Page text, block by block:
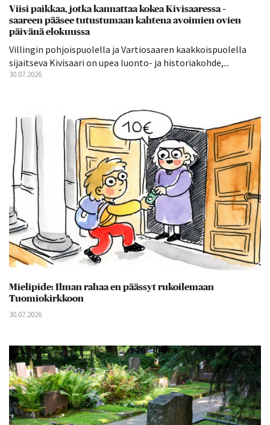
Viisi paikkaa, jotka kannattaa kokea Kivisaaressa –
saareen pääsee tutustumaan kahtena avoimien ovien
päivänä elokuussa
Villingin pohjoispuolella ja Vartiosaaren kaakkoispuolella
sijaitseva Kivisaari on upea luonto- ja historiakohde,...
30.07.2026
Mielipide: Ilman rahaa en päässyt rukoilemaan
Tuomiokirkkoon
30.07.2026